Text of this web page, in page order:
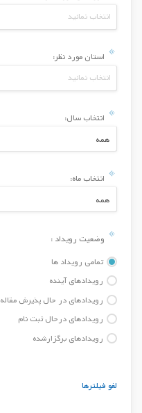
انتخاب نمائید
انتخاب نمائید
استان مورد نظر:
همه
انتخاب سال:
همه
انتخاب ماه:
وضعیت رویداد :
تمامی رویداد ها
رویدادهای آینده
رویدادهای در حال پذیرش مقاله
رویدادهای درحال ثبت نام
رویدادهای برگزارشده
لغو فیلترها